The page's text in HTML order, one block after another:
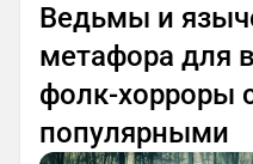
Ведьмы и
метафора для
фолк-хорроры
популярными